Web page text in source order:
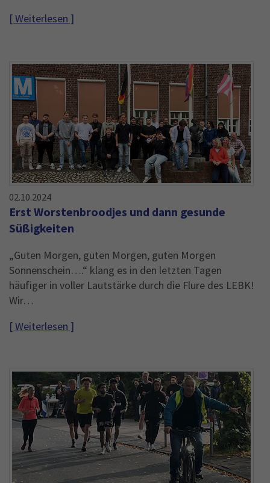
[ Weiterlesen ]
02.10.2024
Erst Worstenbroodjes und dann gesunde
Süßigkeiten
„Guten Morgen, guten Morgen, guten Morgen
Sonnenschein….“ klang es in den letzten Tagen
häufiger in voller Lautstärke durch die Flure des LEBK!
Wir…
[ Weiterlesen ]